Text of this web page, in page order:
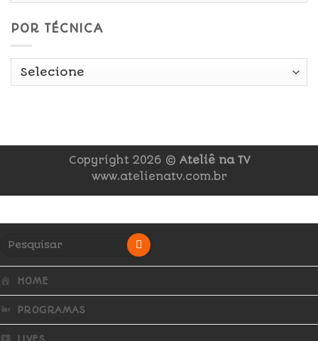
POR TÉCNICA
Copyright 2026 © Ateliê na TV
www.atelienatv.com.br
HOME
PROGRAMAS